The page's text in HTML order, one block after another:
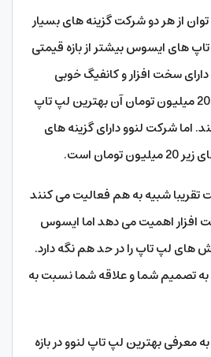
از هر دو شرکت گزینه های بسیار
های ایسوس بیشتر از بازه قیمتی
دارای سخت افزار و کانفیگ خوبی
هستند و گزینه های زیر 20 میلیون تومان آن بهترین لپ تاپ
اما شرکت لنوو دارای گزینه های
است.
تقریبا شبیه به هم فعالیت می کنند
افزار اهمیت می دهد اما ایسوس
های لپ تاپ را در حد هم نگه دارد.
به تصمیم شما و علاقه شما نسبت به
معرفی بهترین لپ تاپ لنوو در بازه